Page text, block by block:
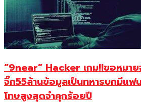
“9near” Hacker เกม!!ขอหมา
จิ๊ก55ล้านข้อมูลเป็นทหารบกมีแฟ
โทษสูงสุดจำคุกร้อยปี